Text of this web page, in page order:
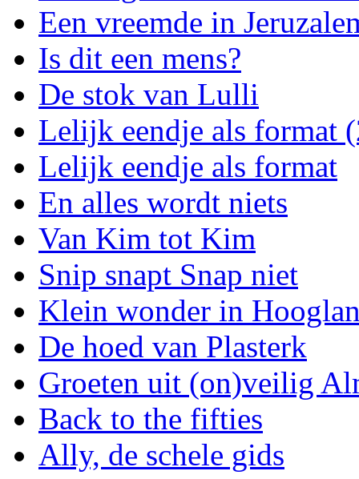
Een vreemde in
Is dit een mens?
De stok van Lulli
Lelijk eendje als format
Lelijk eendje als format
En alles wordt niets
Van Kim tot Kim
Snip snapt Snap niet
Klein wonder in
De hoed van Plasterk
Groeten uit (on)veilig
Back to the fifties
Ally, de schele gids